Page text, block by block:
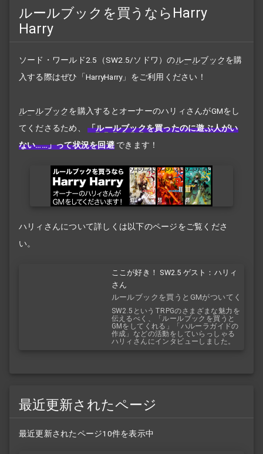
ルールブックを買うならHarry
Harry
ソード・ワールド2.5（SW2.5/ソドワ）のルールブックを購
入する際はぜひ「HarryHarry」をご利用ください！
ルールブックを購入するとオーナーのハリィさんがGMをし
てくださるため、
「ルールブックを買ったのに遊ぶ人がい
ない……」って状況を回避 できます！
ハリィさんについて詳しくは以下のページをご覧くださ
い。
ここが好き！ SW2.5 ゲスト：ハリィ
さん
ルールブックを買うとGMがついてく
る！？
SW2.5というTRPGのさまざまな魅力を
伝えるべく、「ルールブックを買うと
GMをしてくれる」「ハルーラガイドの
作成」などの活動をしていらっしゃる
ハリィさんにインタビューしました。
最近更新されたページ
最近更新されたページ10件を表示中